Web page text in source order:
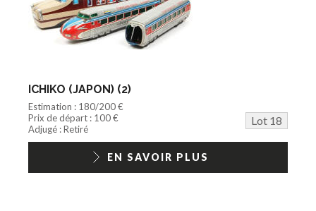
ICHIKO (JAPON) (2)
Estimation : 180/200 €
Prix de départ : 100 €
Lot 18
Adjugé : Retiré
EN SAVOIR PLUS